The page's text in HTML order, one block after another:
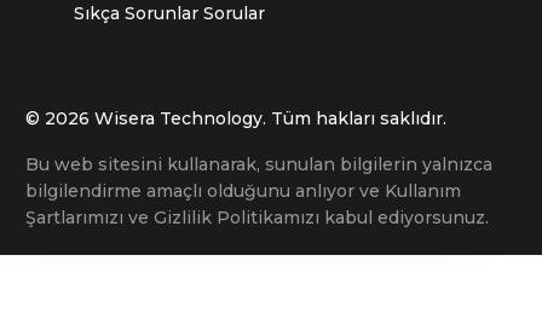
Sıkça Sorunlar Sorular
© 2026 Wisera Technology. Tüm hakları saklıdır.
Bu web sitesini kullanarak, sunulan bilgilerin yalnızca
bilgilendirme amaçlı olduğunu anlıyor ve Kullanım
Şartlarımızı ve Gizlilik Politikamızı kabul ediyorsunuz.